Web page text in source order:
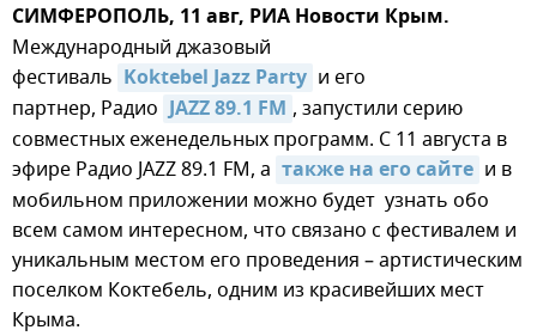
СИМФЕРОПОЛЬ, 11 авг, РИА Новости Крым.
Международный джазовый
фестиваль Koktebel Jazz Party и его
партнер, Радио JAZZ 89.1 FM , запустили серию
совместных еженедельных программ. С 11 августа в
эфире Радио JAZZ 89.1 FM, а также на его сайте и в
мобильном приложении можно будет узнать обо
всем самом интересном, что связано с фестивалем и
уникальным местом его проведения – артистическим
поселком Коктебель, одним из красивейших мест
Крыма.